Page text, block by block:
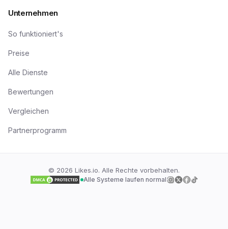
Unternehmen
So funktioniert's
Preise
Alle Dienste
Bewertungen
Vergleichen
Partnerprogramm
© 2026 Likes.io. Alle Rechte vorbehalten.
Alle Systeme laufen normal